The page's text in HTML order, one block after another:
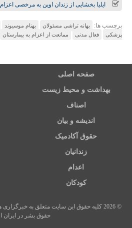
ایلیا بخشایی از زندان اوین به مرخصی
برچسب ها: بهانه تراشی مسئولان بهنام موسیوند
پزشکی
فعال مدنی ممانعت از اعزام به بیمارستان
صفحه اصلی
بهداشت و محیط زیست
اصناف
اندیشه و بیان
حقوق آکادمیک
زندانیان
اعدام
کودکان
© 2026 کلیه حقوق این سایت متعلق به
حقوق بشر در